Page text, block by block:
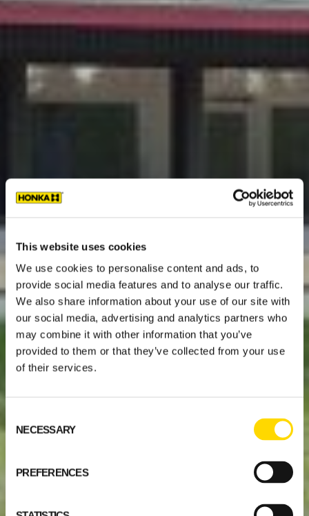
This website uses cookies
We use cookies to personalise content and ads, to
provide social media features and to analyse our traffic.
We also share information about your use of our site with
our social media, advertising and analytics partners who
may combine it with other information that you’ve
provided to them or that they’ve collected from your use
of their services.
Selection
NECESSARY
PREFERENCES